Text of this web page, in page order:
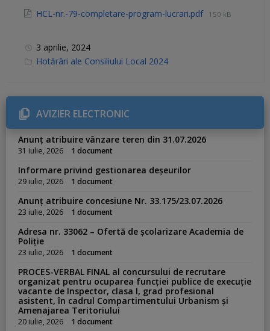
HCL-nr.-79-completare-program-lucrari.pdf 150 kB
3 aprilie, 2024
C
r
i
e
s
Hotărâri ale Consiliului Local 2024
AVIZIER ELECTRONIC
Anunț atribuire vânzare teren din 31.07.2026
31 iulie, 2026 1 document
Informare privind gestionarea deșeurilor
29 iulie, 2026 1 document
Anunț atribuire concesiune Nr. 33.175/23.07.2026
23 iulie, 2026 1 document
Adresa nr. 33062 – Ofertă de școlarizare Academia de
Poliție
23 iulie, 2026 1 document
PROCES-VERBAL FINAL al concursului de recrutare
organizat pentru ocuparea funcției publice de execuție
vacante de Inspector, clasa I, grad profesional
asistent, în cadrul Compartimentului Urbanism și
Amenajarea Teritoriului
20 iulie, 2026 1 document